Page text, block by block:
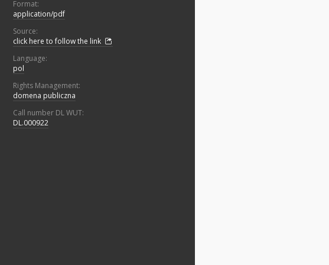
Format:
application/pdf
Source:
click here to follow the link
Language:
pol
Rights Management:
domena publiczna
Call number DL WUT:
DL.000922